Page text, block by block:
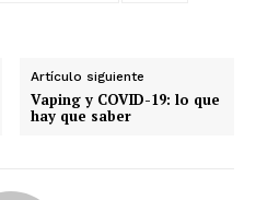
Artículo siguiente
Vaping y COVID-19: lo que
hay que saber